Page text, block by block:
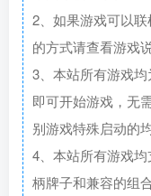
2、如果游戏可以
的方式请查看游戏说
3、本站所有游戏
即可开始游戏，无
别游戏特殊启动的
4、本站所有游戏
柄牌子和兼容的组